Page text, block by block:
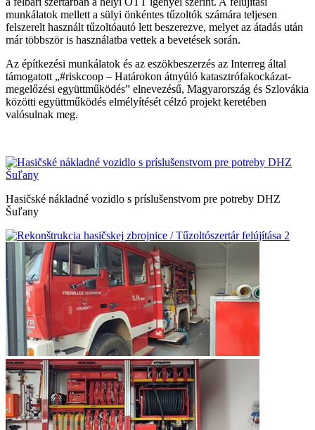
munkálatok mellett a sülyi önkéntes tűzoltók számára teljesen
felszerelt használt tűzoltóautó lett beszerezve, melyet az átadás után
már többször is használatba vettek a bevetések során.
Az építkezési munkálatok és az eszökbeszerzés az Interreg által
támogatott „#riskcoop – Határokon átnyúló katasztrófakockázat-
megelőzési együttműködés” elnevezésű, Magyarország és Szlovákia
közötti együttműködés elmélyítését célzó projekt keretében
valósulnak meg.
Hasičské nákladné vozidlo s príslušenstvom pre potreby DHZ
Šuľany